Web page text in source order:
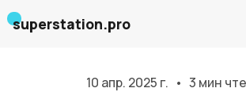
superstation.pro
10 апр. 2025 г. • 3 мин